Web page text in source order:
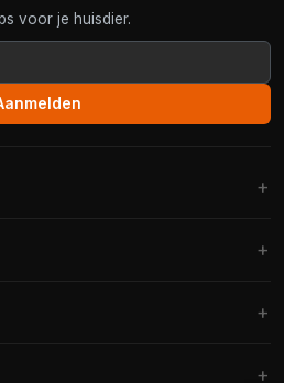
voor je huisdier.